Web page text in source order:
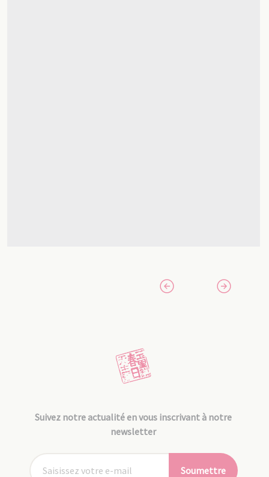
Suivez notre actualité en vous inscrivant à notre
newsletter
Soumettre